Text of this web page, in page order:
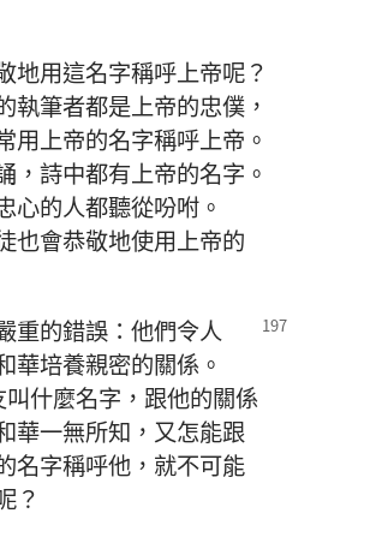
地用這名字稱呼上帝呢？
執筆者都是上帝的忠僕 ，
用上帝的名字稱呼上帝 。
， 詩中都有上帝的名字 。
心的人都聽從吩咐 。
也會恭敬地使用上帝的
重的錯誤 ： 他們令人
華培養親密的關係 。
叫什麼名字 ， 跟他的關係
華一無所知 ， 又怎能跟
名字稱呼他 ， 就不可能
？